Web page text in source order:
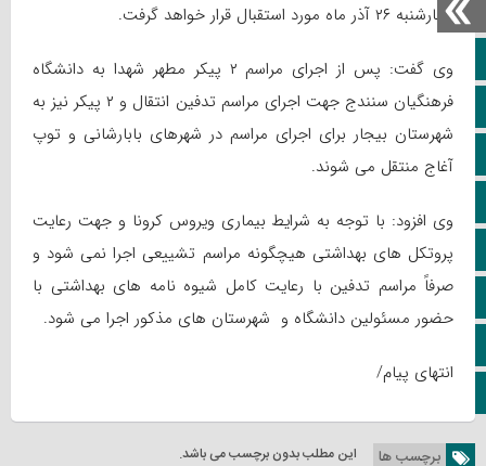
ویژه خبری
اپلیکیشن سایت
آپارات
چهارشنبه ۲۶ آذر ماه مورد استقبال قرار خواهد گرفت.
وی گفت: پس از اجرای مراسم ۲ پیکر مطهر شهدا به دانشگاه
فرهنگیان سنندج جهت اجرای مراسم تدفین انتقال و ۲ پیکر نیز به
شهرستان بیجار برای اجرای مراسم در شهرهای بابارشانی و توپ
آغاج منتقل می شوند.
وی افزود: با توجه به شرایط بیماری ویروس کرونا و جهت رعایت
پروتکل های بهداشتی هیچگونه مراسم تشییعی اجرا نمی شود و
صرفاً مراسم تدفین با رعایت کامل شیوه نامه های بهداشتی با
حضور مسئولین دانشگاه و شهرستان های مذکور اجرا می شود.
انتهای پیام/
برچسب ها این مطلب بدون برچسب می باشد.